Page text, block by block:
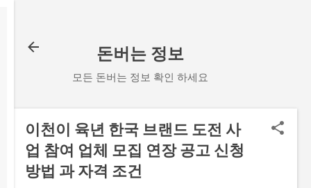
돈버는 정보
모든 돈버는 정보 확인 하세요
이천이 육년 한국 브랜드 도전 사
업 참여 업체 모집 연장 공고 신청
방법 과 자격 조건